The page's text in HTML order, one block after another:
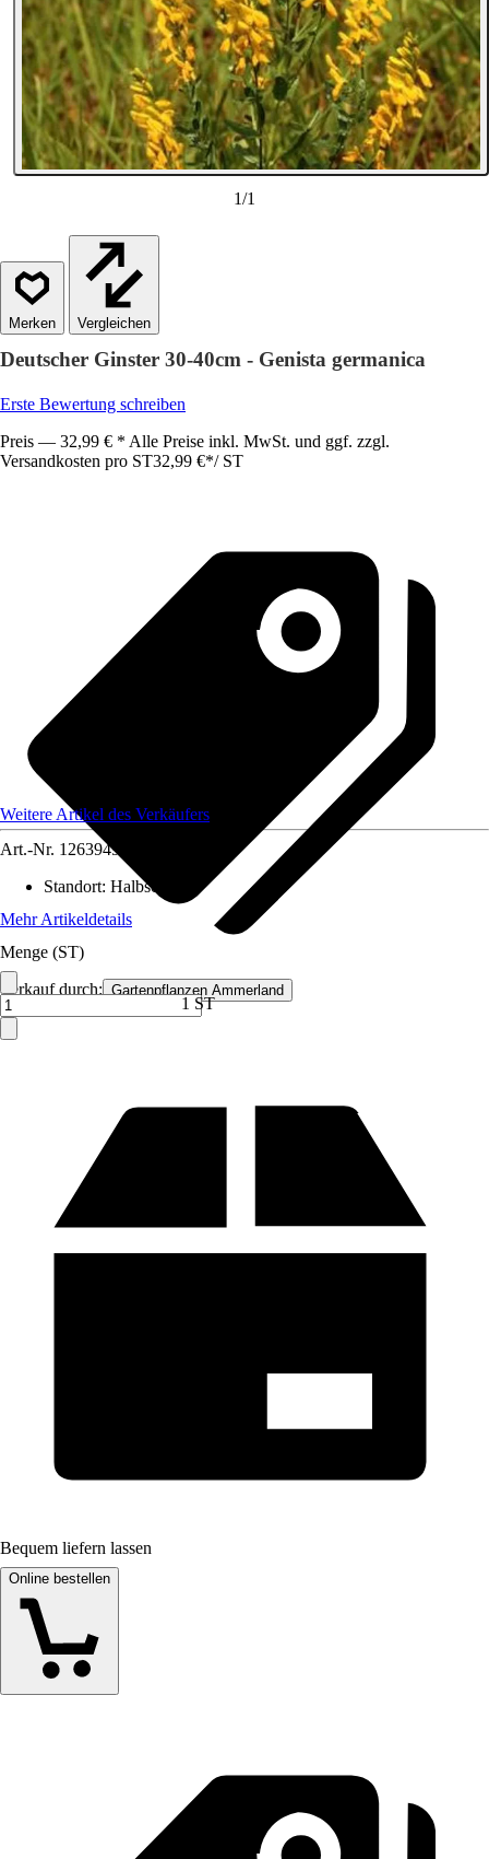
1/1
Vergleichen
Deutscher Ginster 30-40cm - Genista germanica
Erste Bewertung schreiben
Preis — 32,99 € * Alle Preise inkl. MwSt. und ggf. zzgl.
Versandkosten pro ST32,99 €*/ ST
Verkauf durch: Gartenpflanzen Ammerland
Weitere Artikel des Verkäufers
Art.-Nr. 12639499
Standort: Halbschatten
Mehr Artikeldetails
Menge (ST)
1 ST
Bequem liefern lassen
Online bestellen